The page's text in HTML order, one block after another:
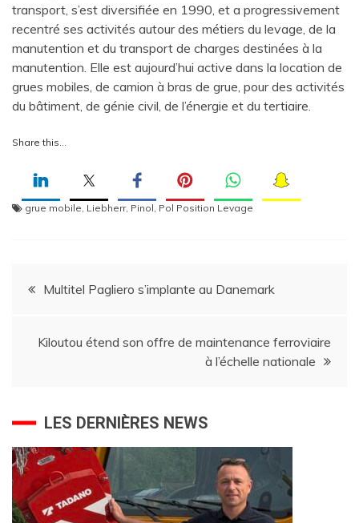
transport, s’est diversifiée en 1990, et a progressivement
recentré ses activités autour des métiers du levage, de la
manutention et du transport de charges destinées à la
manutention. Elle est aujourd’hui active dans la location de
grues mobiles, de camion à bras de grue, pour des activités
du bâtiment, de génie civil, de l’énergie et du tertiaire.
Share this…
grue mobile Liebherr, Pinol Pol Position Levage
Navigation
Multitel Pagliero s’implante au Danemark
Kiloutou étend son offre de maintenance ferroviaire
à l’échelle nationale
LES DERNIÈRES NEWS